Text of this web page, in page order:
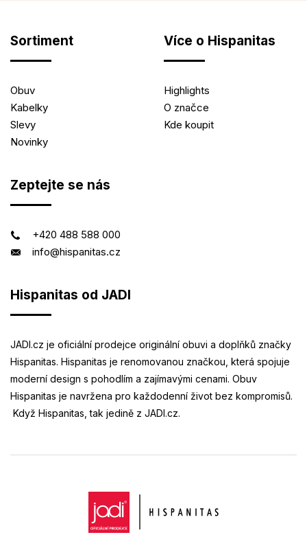
Sortiment
Obuv
Kabelky
Slevy
Novinky
Více o Hispanitas
Highlights
O značce
Kde koupit
Zeptejte se nás
+420 488 588 000
info@hispanitas.cz
Hispanitas od JADI
JADI.cz je oficiální prodejce originální obuvi a doplňků značky
Hispanitas. Hispanitas je renomovanou značkou, která spojuje
moderní design s pohodlím a zajímavými cenami. Obuv
Hispanitas je navržena pro každodenní život bez kompromisů.
Když Hispanitas, tak jedině z JADI.cz.